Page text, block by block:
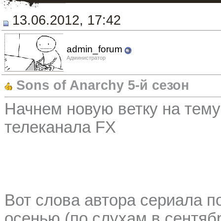
13.06.2012, 17:42
admin_forum
Администратор
Sons of Anarchy 5-й сезон
Начнем новую ветку на
телеканала FX
Вот слова автора сериала